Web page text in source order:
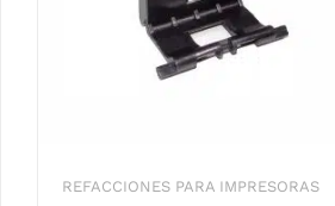
REFACCIONES PARA IMPRESORAS